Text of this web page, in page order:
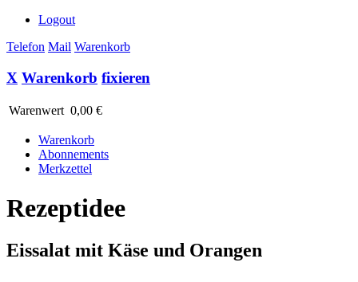
Logout
Telefon Mail Warenkorb
X Warenkorb fixieren
Warenwert 0,00 €
Warenkorb
Abonnements
Merkzettel
Rezeptidee
Eissalat mit Käse und Orangen